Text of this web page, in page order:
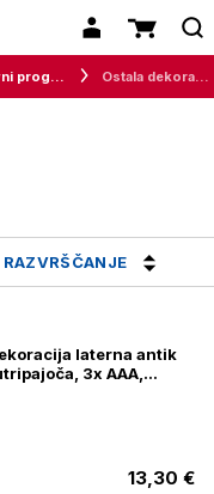
Dekorativni program
RAZVRŠČANJE
laterna antik
3x AAA,
13,30 €